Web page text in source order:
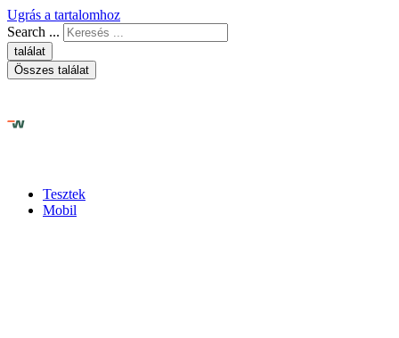
Ugrás a tartalomhoz
Search ...
találat
Összes találat
Tesztek
Mobil